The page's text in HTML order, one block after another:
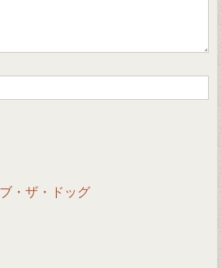
・ザ・ドッグ